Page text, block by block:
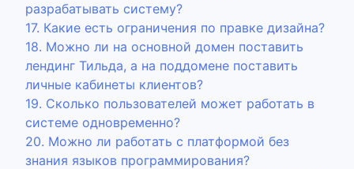
разрабатывать систему?
17. Какие есть ограничения по правке дизайна?
18. Можно ли на основной домен поставить
лендинг Тильда, а на поддомене поставить
личные кабинеты клиентов?
19. Сколько пользователей может работать в
системе одновременно?
20. Можно ли работать с платформой без
знания языков программирования?